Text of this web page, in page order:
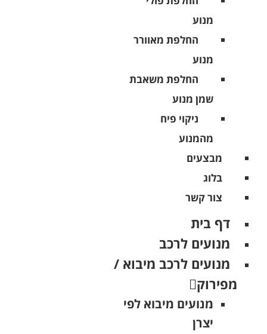
מנוע
החלפת מאוורר
מנוע
החלפת משאבת
שמן מנוע
ניקוי פיח
מהמנוע
מבצעים
בלוג
צור קשר
דף בית
מנועים לרכב
מנועים לרכב מיבוא /
מפירוק
מנועים מיבוא לפי
יצרן